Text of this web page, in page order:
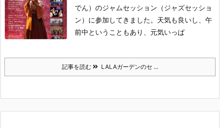
でん）のジャムセッション（ジャズセッショ
ン）に参加してきました。 天気も良いし、午
前中ということもあり、元気いっぱ
記事を読む LALAガーデンのセ ...